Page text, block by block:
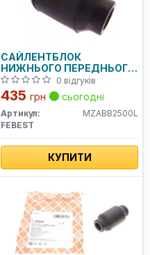
САЙЛЕНТБЛОК
НИЖНЬОГО ПЕРЕДНЬОГО
ВАЖЕЛЯ
0 відгуків
435 грн сьогодні
Артикул:
MZABB2500L
FEBEST
КУПИТИ